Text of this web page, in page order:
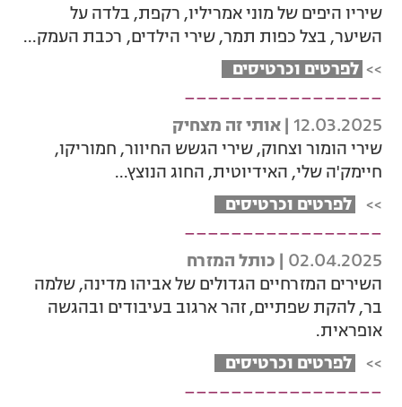
שיריו היפים של מוני אמריליו, רקפת, בלדה על
השיער, בצל כפות תמר, שירי הילדים, רכבת העמק...
>> לפרטים וכרטיסים
12.03.2025
| אותי זה מצחיק
שירי הומור וצחוק, שירי הגשש החיוור, חמוריקו,
חיימק'ה שלי, האידיוטית, החוג הנוצץ...
>>
לפרטים וכרטיסים
02.04.2025
| כותל המזרח
השירים המזרחיים הגדולים של אביהו מדינה, שלמה
בר, להקת שפתיים, זהר ארגוב בעיבודים ובהגשה
אופראית.
>>
לפרטים וכרטיסים